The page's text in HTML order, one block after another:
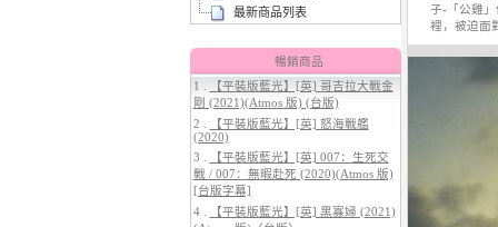
4.【平裝版藍光】[英] 穿著PRADA
的惡魔 2 (2026)[台版字幕]
最新商品列表
暢銷商品
1 .
【平裝版藍光】[英] 哥吉拉大戰金
剛 (2021)(Atmos 版) (台版)
2 .
【平裝版藍光】[英] 怒海戰艦
(2020)
3 .
【平裝版藍光】[英] 007：生死交
戰 / 007：無暇赴死 (2020)(Atmos 版)
[台版字幕]
4 .
【平裝版藍光】[英] 黑寡婦 (2021)
子-「公雞
裡，被迫面